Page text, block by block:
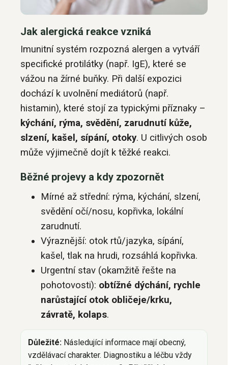
Jak alergická reakce vzniká
Imunitní systém rozpozná alergen a vytváří
specifické protilátky (např. IgE), které se
vážou na žírné buňky. Při další expozici
dochází k uvolnění mediátorů (např.
histamin), které stojí za typickými příznaky –
kýchání, rýma, svědění, zarudnutí kůže,
slzení, kašel, sípání, otoky. U citlivých osob
může výjimečně dojít k těžké reakci.
Běžné projevy a kdy zpozornět
Mírné až střední: rýma, kýchání, slzení,
svědění očí/nosu, kopřivka, lokální
zarudnutí.
Výraznější: otok rtů/jazyka, sípání,
kašel, tlak na hrudi, rozsáhlá kopřivka.
Urgentní stav (okamžitě řešte na
pohotovosti): obtížné dýchání, rychle
narůstající otok obličeje/krku,
závratě, kolaps.
Důležité: Následující informace mají obecný,
vzdělávací charakter. Diagnostiku a léčbu vždy